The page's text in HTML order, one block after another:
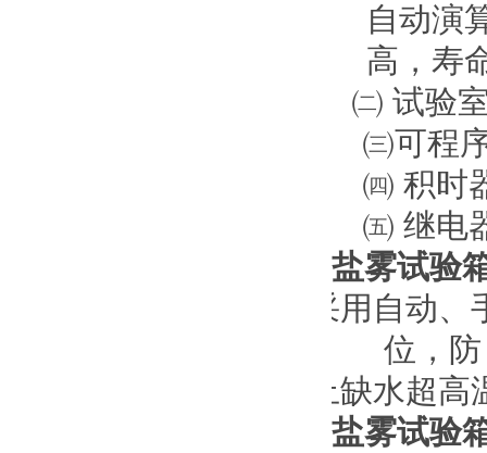
自动演
高，寿
㈡ 试验
㈢可程
㈣ 积时
㈤ 继电
盐雾试验
采用自动
位，防
止缺水超
盐雾试验